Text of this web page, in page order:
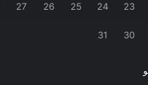
23
24
25
26
27
30
31